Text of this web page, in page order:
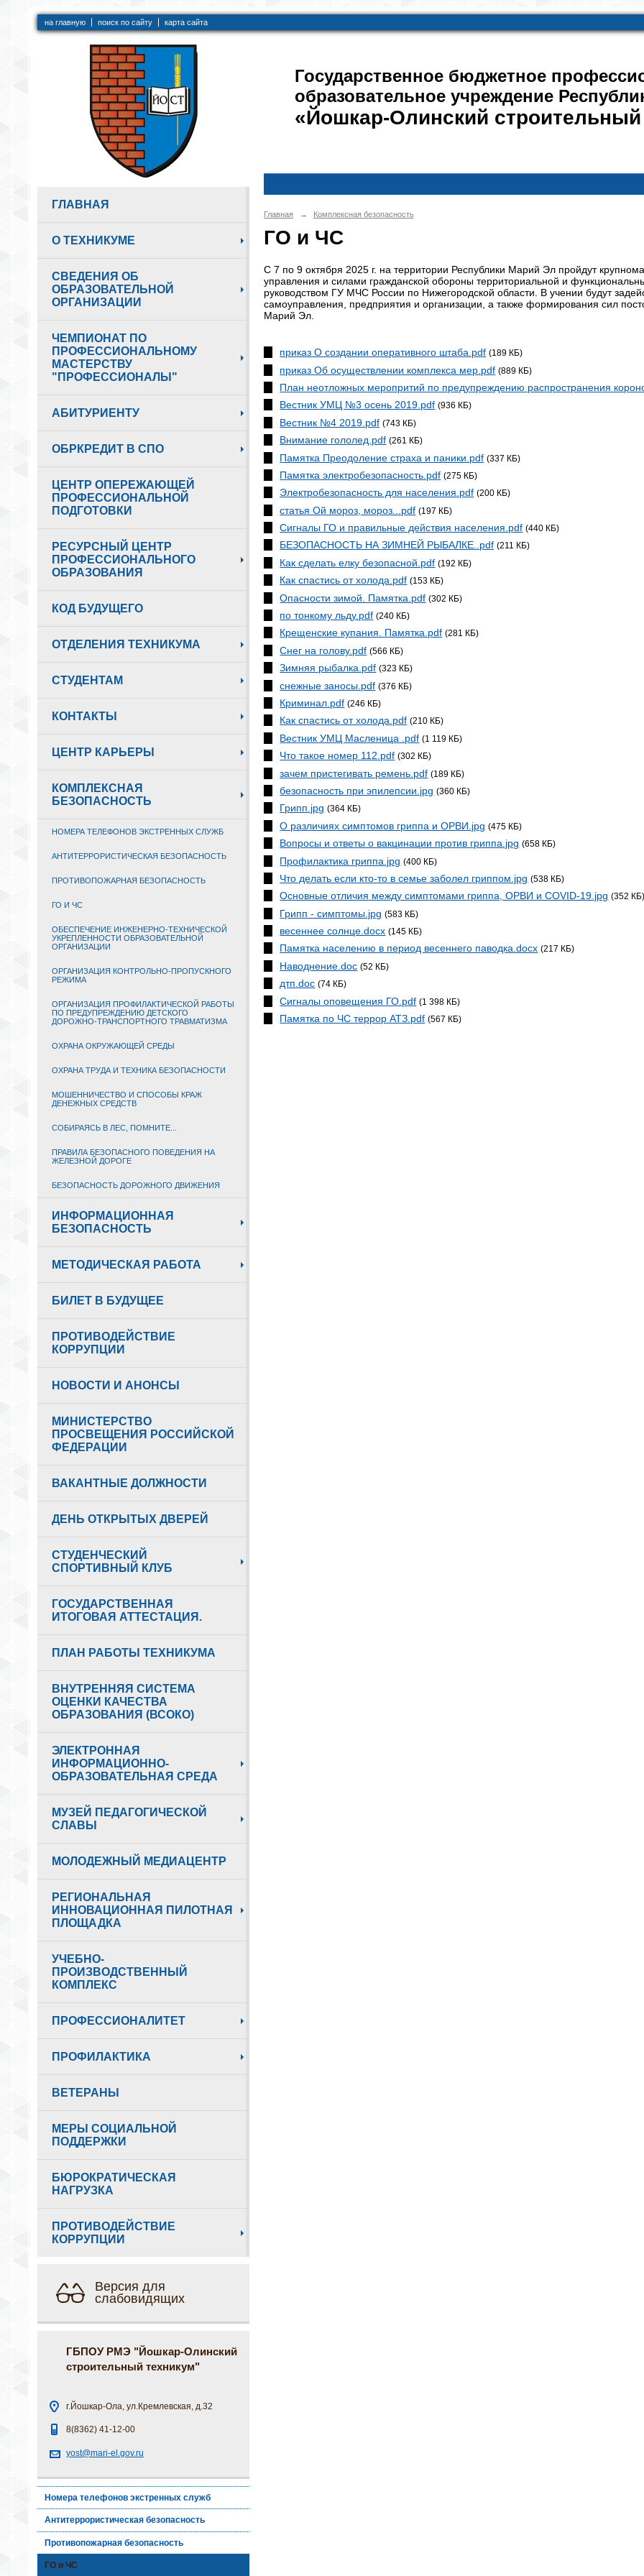
на главную поиск по сайту карта сайта
ГЛАВНАЯ
О ТЕХНИКУМЕ
СВЕДЕНИЯ ОБ
ОБРАЗОВАТЕЛЬНОЙ
ОРГАНИЗАЦИИ
ЧЕМПИОНАТ ПО
ПРОФЕССИОНАЛЬНОМУ
МАСТЕРСТВУ
"ПРОФЕССИОНАЛЫ"
АБИТУРИЕНТУ
ОБРКРЕДИТ В СПО
ЦЕНТР ОПЕРЕЖАЮЩЕЙ
ПРОФЕССИОНАЛЬНОЙ
ПОДГОТОВКИ
РЕСУРСНЫЙ ЦЕНТР
ПРОФЕССИОНАЛЬНОГО
ОБРАЗОВАНИЯ
КОД БУДУЩЕГО
ОТДЕЛЕНИЯ ТЕХНИКУМА
СТУДЕНТАМ
КОНТАКТЫ
ЦЕНТР КАРЬЕРЫ
КОМПЛЕКСНАЯ
БЕЗОПАСНОСТЬ
НОМЕРА ТЕЛЕФОНОВ ЭКСТРЕННЫХ СЛУЖБ
АНТИТЕРРОРИСТИЧЕСКАЯ БЕЗОПАСНОСТЬ
ПРОТИВОПОЖАРНАЯ БЕЗОПАСНОСТЬ
ГО И ЧС
ОБЕСПЕЧЕНИЕ ИНЖЕНЕРНО-ТЕХНИЧЕСКОЙ
УКРЕПЛЕННОСТИ ОБРАЗОВАТЕЛЬНОЙ
ОРГАНИЗАЦИИ
ОРГАНИЗАЦИЯ КОНТРОЛЬНО-ПРОПУСКНОГО
РЕЖИМА
ОРГАНИЗАЦИЯ ПРОФИЛАКТИЧЕСКОЙ РАБОТЫ
ПО ПРЕДУПРЕЖДЕНИЮ ДЕТСКОГО
ДОРОЖНО-ТРАНСПОРТНОГО ТРАВМАТИЗМА
ОХРАНА ОКРУЖАЮЩЕЙ СРЕДЫ
ОХРАНА ТРУДА И ТЕХНИКА БЕЗОПАСНОСТИ
МОШЕННИЧЕСТВО И СПОСОБЫ КРАЖ
ДЕНЕЖНЫХ СРЕДСТВ
СОБИРАЯСЬ В ЛЕС, ПОМНИТЕ...
ПРАВИЛА БЕЗОПАСНОГО ПОВЕДЕНИЯ НА
ЖЕЛЕЗНОЙ ДОРОГЕ
БЕЗОПАСНОСТЬ ДОРОЖНОГО ДВИЖЕНИЯ
ИНФОРМАЦИОННАЯ
БЕЗОПАСНОСТЬ
МЕТОДИЧЕСКАЯ РАБОТА
БИЛЕТ В БУДУЩЕЕ
ПРОТИВОДЕЙСТВИЕ
КОРРУПЦИИ
НОВОСТИ И АНОНСЫ
МИНИСТЕРСТВО
ПРОСВЕЩЕНИЯ РОССИЙСКОЙ
ФЕДЕРАЦИИ
ВАКАНТНЫЕ ДОЛЖНОСТИ
ДЕНЬ ОТКРЫТЫХ ДВЕРЕЙ
СТУДЕНЧЕСКИЙ
СПОРТИВНЫЙ КЛУБ
ГОСУДАРСТВЕННАЯ
ИТОГОВАЯ АТТЕСТАЦИЯ.
ПЛАН РАБОТЫ ТЕХНИКУМА
ВНУТРЕННЯЯ СИСТЕМА
ОЦЕНКИ КАЧЕСТВА
ОБРАЗОВАНИЯ (ВСОКО)
ЭЛЕКТРОННАЯ
ИНФОРМАЦИОННО-
ОБРАЗОВАТЕЛЬНАЯ СРЕДА
МУЗЕЙ ПЕДАГОГИЧЕСКОЙ
СЛАВЫ
МОЛОДЕЖНЫЙ МЕДИАЦЕНТР
РЕГИОНАЛЬНАЯ
ИННОВАЦИОННАЯ ПИЛОТНАЯ
ПЛОЩАДКА
УЧЕБНО-
ПРОИЗВОДСТВЕННЫЙ
КОМПЛЕКС
ПРОФЕССИОНАЛИТЕТ
ПРОФИЛАКТИКА
ВЕТЕРАНЫ
МЕРЫ СОЦИАЛЬНОЙ
ПОДДЕРЖКИ
БЮРОКРАТИЧЕСКАЯ
НАГРУЗКА
ПРОТИВОДЕЙСТВИЕ
КОРРУПЦИИ
Версия для
слабовидящих
ГБПОУ РМЭ "Йошкар-Олинский
строительный техникум"
г.Йошкар-Ола, ул.Кремлевская, д.32
8(8362) 41-12-00
yost@mari-el.gov.ru
Номера телефонов экстренных служб
Антитеррористическая безопасность
Противопожарная безопасность
ГО и ЧС
Государственное бюджетное
образовательное учреждение
«Йошкар-Олинский строительный
Главная → Комплексная безопасность
ГО и ЧС
С 7 по 9 октября 2025 г. на территории Республики Марий Эл пройдут
управления и силами гражданской обороны территориальной и
руководством ГУ МЧС России по Нижегородской области. В учении будут
самоуправления, предприятия и организации, а также формирования сил
Марий Эл.
приказ О создании оперативного штаба.pdf (189 КБ)
приказ Об осуществлении комплекса мер.pdf (889 КБ)
План неотложных меропритий по предупреждению распространения
Вестник УМЦ №3 осень 2019.pdf (936 КБ)
Вестник №4 2019.pdf (743 КБ)
Внимание гололед.pdf (261 КБ)
Памятка Преодоление страха и паники.pdf (337 КБ)
Памятка электробезопасность.pdf (275 КБ)
Электробезопасность для населения.pdf (200 КБ)
статья Ой мороз, мороз...pdf (197 КБ)
Сигналы ГО и правильные действия населения.pdf (440 КБ)
БЕЗОПАСНОСТЬ НА ЗИМНЕЙ РЫБАЛКЕ..pdf (211 КБ)
Как сделать елку безопасной.pdf (192 КБ)
Как спастись от холода.pdf (153 КБ)
Опасности зимой. Памятка.pdf (302 КБ)
по тонкому льду.pdf (240 КБ)
Крещенские купания. Памятка.pdf (281 КБ)
Снег на голову.pdf (566 КБ)
Зимняя рыбалка.pdf (323 КБ)
снежные заносы.pdf (376 КБ)
Криминал.pdf (246 КБ)
Как спастись от холода.pdf (210 КБ)
Вестник УМЦ Масленица .pdf (1 119 КБ)
Что такое номер 112.pdf (302 КБ)
зачем пристегивать ремень.pdf (189 КБ)
безопасность при эпилепсии.jpg (360 КБ)
Грипп.jpg (364 КБ)
О различиях симптомов гриппа и ОРВИ.jpg (475 КБ)
Вопросы и ответы о вакцинации против гриппа.jpg (658 КБ)
Профилактика гриппа.jpg (400 КБ)
Что делать если кто-то в семье заболел гриппом.jpg (538 КБ)
Основные отличия между симптомами гриппа, ОРВИ и COVID-19.jpg (352
Грипп - симптомы.jpg (583 КБ)
весеннее солнце.docx (145 КБ)
Памятка населению в период весеннего паводка.docx (217 КБ)
Наводнение.doc (52 КБ)
дтп.doc (74 КБ)
Сигналы оповещения ГО.pdf (1 398 КБ)
Памятка по ЧС террор АТЗ.pdf (567 КБ)